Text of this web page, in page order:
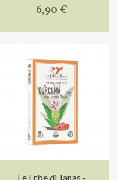
6,90 €
Le Erbe di Janas -